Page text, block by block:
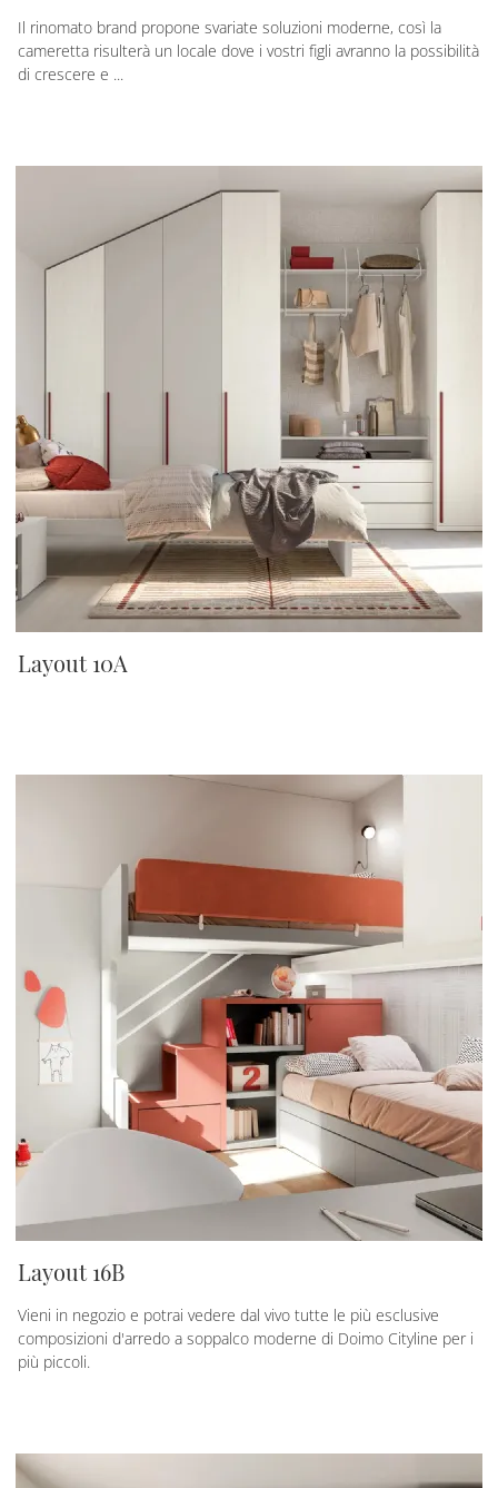
Il rinomato brand propone svariate soluzioni moderne, così la
cameretta risulterà un locale dove i vostri figli avranno la possibilità
di crescere e ...
Layout 10A
Layout 16B
Vieni in negozio e potrai vedere dal vivo tutte le più esclusive
composizioni d'arredo a soppalco moderne di Doimo Cityline per i
più piccoli.